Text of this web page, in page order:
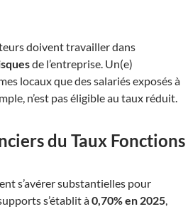
doivent travailler dans
de l’entreprise. Un(e)
locaux que des salariés exposés à
n’est pas éligible au taux réduit.​
du Taux Fonctions
s’avérer substantielles pour
s’établit à0,70% en 2025